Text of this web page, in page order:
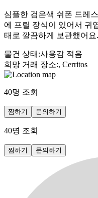
심플한 검은색 쉬폰 드레
에 프릴 장식이 있어서 귀
태로 깔끔하게 보관했어요.
물건 상태 :사용감 적음
희망 거래 장소:, Cerritos
40명 조회
찜하기 문의하기
40명 조회
찜하기 문의하기